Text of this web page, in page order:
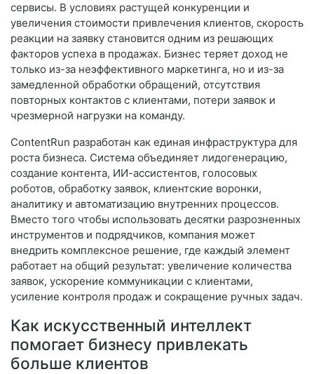
сервисы. В условиях растущей конкуренции и
увеличения стоимости привлечения клиентов, скорость
реакции на заявку становится одним из решающих
факторов успеха в продажах. Бизнес теряет доход не
только из-за неэффективного маркетинга, но и из-за
замедленной обработки обращений, отсутствия
повторных контактов с клиентами, потери заявок и
чрезмерной нагрузки на команду.
ContentRun разработан как единая инфраструктура для
роста бизнеса. Система объединяет лидогенерацию,
создание контента, ИИ-ассистентов, голосовых
роботов, обработку заявок, клиентские воронки,
аналитику и автоматизацию внутренних процессов.
Вместо того чтобы использовать десятки разрозненных
инструментов и подрядчиков, компания может
внедрить комплексное решение, где каждый элемент
работает на общий результат: увеличение количества
заявок, ускорение коммуникации с клиентами,
усиление контроля продаж и сокращение ручных задач.
Как искусственный интеллект
помогает бизнесу привлекать
больше клиентов